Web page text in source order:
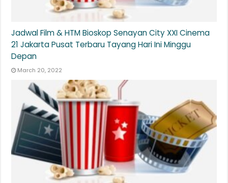
Jadwal Film & HTM Bioskop Senayan City XXI Cinema
21 Jakarta Pusat Terbaru Tayang Hari Ini Minggu
Depan
March 20, 2022